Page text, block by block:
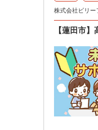
株式会社ビリー
【蓮田市